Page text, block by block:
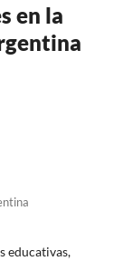
en la
educativas,